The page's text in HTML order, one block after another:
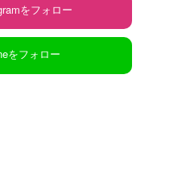
をフォロー
をフォロー